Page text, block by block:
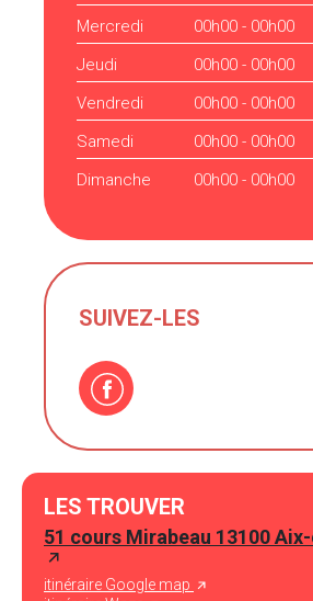
Mercredi
00h00 - 00h00
Jeudi
00h00 - 00h00
Vendredi
00h00 - 00h00
Samedi
00h00 - 00h00
Dimanche
00h00 - 00h00
SUIVEZ-LES
LES TROUVER
51 cours Mirabeau 13100
itinéraire Google map